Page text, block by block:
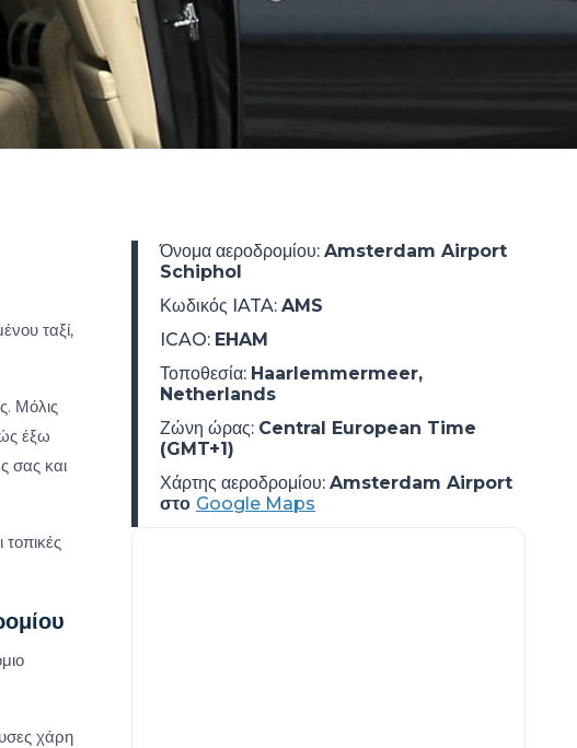
ταξί,
Μόλις
έξω
σας και
χάρη
Όνομα αεροδρομίου: Amsterdam Airport
Schiphol
Κωδικός IATA: AMS
ICAO: EHAM
Τοποθεσία: Haarlemmermeer,
Netherlands
Ζώνη ώρας: Central European Time
(GMT+1)
Χάρτης αεροδρομίου: Amsterdam Airport
στο Google Maps